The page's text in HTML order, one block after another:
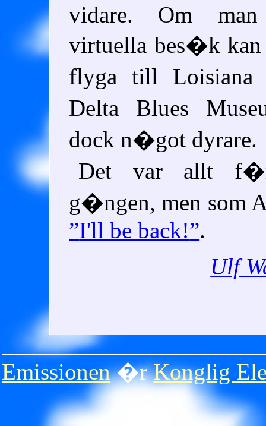
vidare. Om
virtuella bes�k
flyga till Loisiana
Delta Blues
dock n�got dyrare.
Det var allt
g�ngen, men som
I'll be back! .
Ulf
Emissionen�rKonglig